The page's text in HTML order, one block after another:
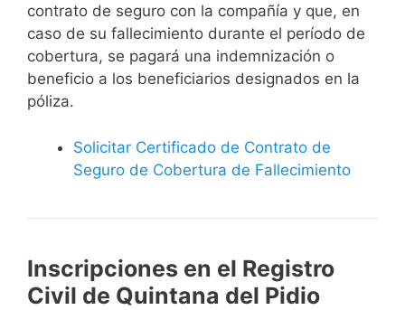
contrato de seguro con la compañía y que, en
caso de su fallecimiento durante el período de
cobertura, se pagará una indemnización o
beneficio a los beneficiarios designados en la
póliza.
Solicitar Certificado de Contrato de
Seguro de Cobertura de Fallecimiento
Inscripciones en el Registro
Civil de Quintana del Pidio